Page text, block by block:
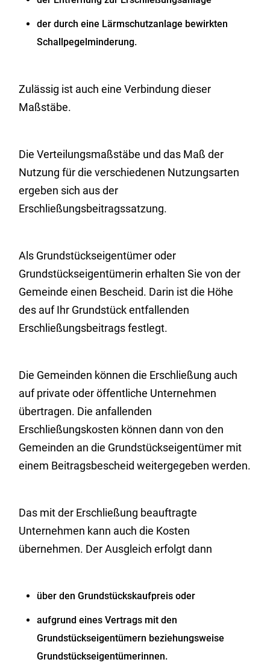
der durch eine Lärmschutzanlage bewirkten
Schallpegelminderung.
Zulässig ist auch eine Verbindung dieser
Maßstäbe.
Die Verteilungsmaßstäbe und das Maß der
Nutzung für die verschiedenen Nutzungsarten
ergeben sich aus der
Erschließungsbeitragssatzung.
Als Grundstückseigentümer oder
Grundstückseigentümerin erhalten Sie von der
Gemeinde einen Bescheid. Darin ist die Höhe
des auf Ihr Grundstück entfallenden
Erschließungsbeitrags festlegt.
Die Gemeinden können die Erschließung auch
auf private oder öffentliche Unternehmen
übertragen. Die anfallenden
Erschließungskosten können dann von den
Gemeinden an die Grundstückseigentümer mit
einem Beitragsbescheid weitergegeben werden.
Das mit der Erschließung beauftragte
Unternehmen kann auch die Kosten
übernehmen. Der Ausgleich erfolgt dann
über den Grundstückskaufpreis oder
aufgrund eines Vertrags mit den
Grundstückseigentümern beziehungsweise
Grundstückseigentümerinnen.